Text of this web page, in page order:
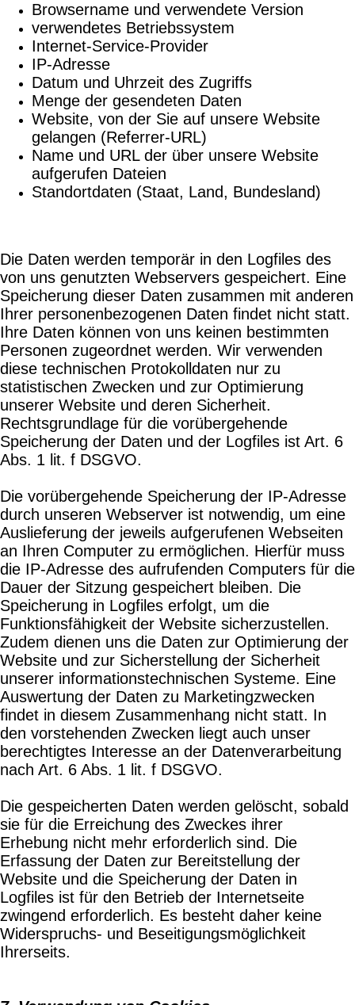
Browsername und verwendete Version
verwendetes Betriebssystem
Internet-Service-Provider
IP-Adresse
Datum und Uhrzeit des Zugriffs
Menge der gesendeten Daten
Website, von der Sie auf unsere Website
gelangen (Referrer-URL)
Name und URL der über unsere Website
aufgerufen Dateien
Standortdaten (Staat, Land, Bundesland)
Die Daten werden temporär in den Logfiles des
von uns genutzten Webservers gespeichert. Eine
Speicherung dieser Daten zusammen mit anderen
Ihrer personenbezogenen Daten findet nicht statt.
Ihre Daten können von uns keinen bestimmten
Personen zugeordnet werden. Wir verwenden
diese technischen Protokolldaten nur zu
statistischen Zwecken und zur Optimierung
unserer Website und deren Sicherheit.
Rechtsgrundlage für die vorübergehende
Speicherung der Daten und der Logfiles ist Art. 6
Abs. 1 lit. f DSGVO.
Die vorübergehende Speicherung der IP-Adresse
durch unseren Webserver ist notwendig, um eine
Auslieferung der jeweils aufgerufenen Webseiten
an Ihren Computer zu ermöglichen. Hierfür muss
die IP-Adresse des aufrufenden Computers für die
Dauer der Sitzung gespeichert bleiben. Die
Speicherung in Logfiles erfolgt, um die
Funktionsfähigkeit der Website sicherzustellen.
Zudem dienen uns die Daten zur Optimierung der
Website und zur Sicherstellung der Sicherheit
unserer informationstechnischen Systeme. Eine
Auswertung der Daten zu Marketingzwecken
findet in diesem Zusammenhang nicht statt. In
den vorstehenden Zwecken liegt auch unser
berechtigtes Interesse an der Datenverarbeitung
nach Art. 6 Abs. 1 lit. f DSGVO.
Die gespeicherten Daten werden gelöscht, sobald
sie für die Erreichung des Zweckes ihrer
Erhebung nicht mehr erforderlich sind. Die
Erfassung der Daten zur Bereitstellung der
Website und die Speicherung der Daten in
Logfiles ist für den Betrieb der Internetseite
zwingend erforderlich. Es besteht daher keine
Widerspruchs- und Beseitigungsmöglichkeit
Ihrerseits.